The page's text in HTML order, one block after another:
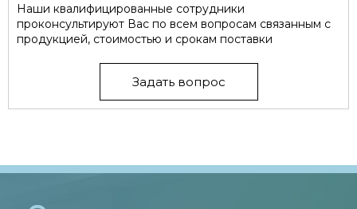
Наши квалифицированные сотрудники
проконсультируют Вас по всем вопросам связанным с
продукцией, стоимостью и срокам поставки
Задать вопрос